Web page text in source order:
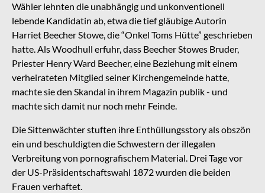
Wähler lehnten die unabhängig und unkonventionell
lebende Kandidatin ab, etwa die tief gläubige Autorin
Harriet Beecher Stowe, die “Onkel Toms Hütte” geschrieben
hatte. Als Woodhull erfuhr, dass Beecher Stowes Bruder,
Priester Henry Ward Beecher, eine Beziehung mit einem
verheirateten Mitglied seiner Kirchengemeinde hatte,
machte sie den Skandal in ihrem Magazin publik - und
machte sich damit nur noch mehr Feinde.
Die Sittenwächter stuften ihre Enthüllungsstory als obszön
ein und beschuldigten die Schwestern der illegalen
Verbreitung von pornografischem Material. Drei Tage vor
der US-Präsidentschaftswahl 1872 wurden die beiden
Frauen verhaftet.